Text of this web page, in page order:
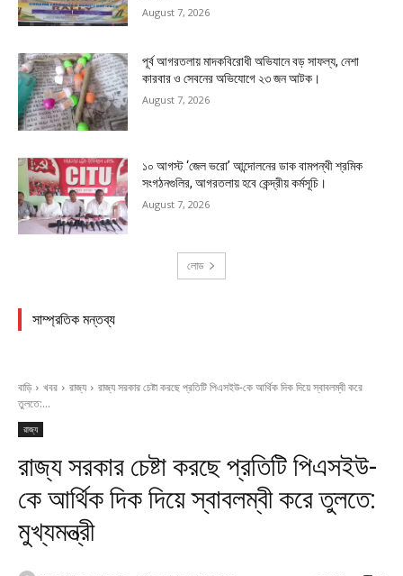
August 7, 2026
পূর্ব আগরতলায় মাদকবিরোধী অভিযানে বড় সাফল্য, নেশা
কারবার ও সেবনের অভিযোগে ২৩ জন আটক।
August 7, 2026
১০ আগস্ট ‘জেল ভরো’ আন্দোলনের ডাক বামপন্থী শ্রমিক
সংগঠনগুলির, আগরতলায় হবে কেন্দ্রীয় কর্মসূচি।
August 7, 2026
লোড
সাম্প্রতিক মন্তব্য